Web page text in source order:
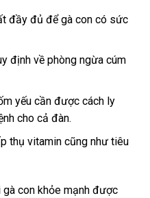
đầy đủ để gà con có sức
định về phòng ngừa cúm
yếu cần được cách ly
cho cả đàn.
thụ vitamin cũng như tiêu
gà con khỏe mạnh được